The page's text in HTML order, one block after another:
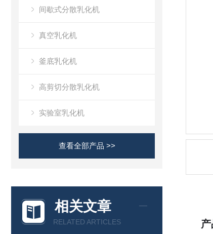
间歇式分散乳化机
真空乳化机
釜底乳化机
高剪切分散乳化机
实验室乳化机
查看全部产品 >>
相关文章
RELATED ARTICLES